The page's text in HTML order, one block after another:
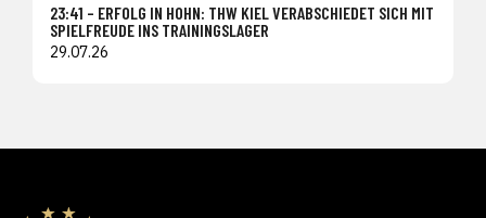
23:41 – ERFOLG IN HOHN: THW KIEL VERABSCHIEDET SICH MIT
SPIELFREUDE INS TRAININGSLAGER
29.07.26